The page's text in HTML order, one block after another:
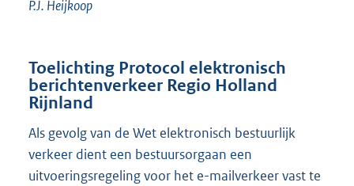
P.J. Heijkoop
Toelichting Protocol elektronisch
berichtenverkeer Regio Holland
Rijnland
Als gevolg van de Wet elektronisch bestuurlijk
verkeer dient een bestuursorgaan een
uitvoeringsregeling voor het e-mailverkeer vast te